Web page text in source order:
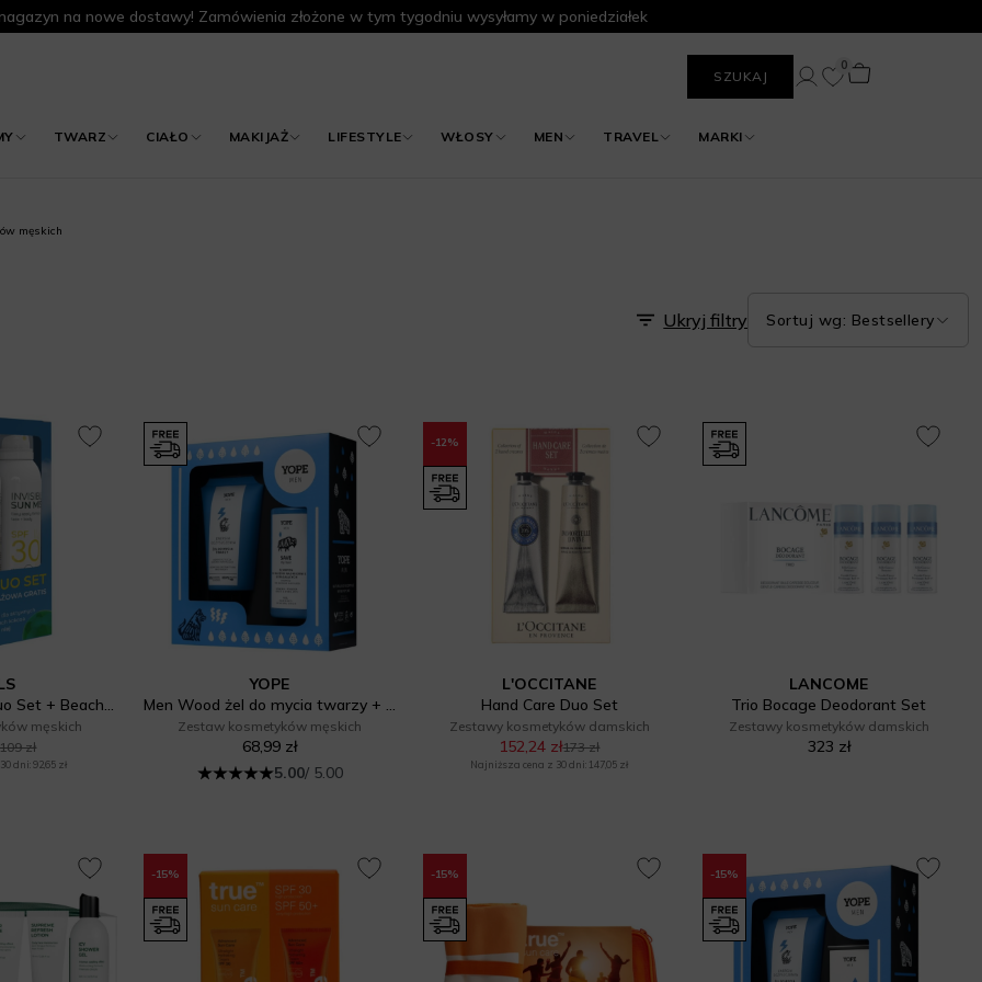
na nowe dostawy! Zamówienia złożone w tym tygodniu wysyłamy w poniedziałek
SZUKAJ
TWARZ CIAŁO MAKIJAŻ LIFESTYLE WŁOSY MEN TRAVEL MARKI
0
męskich
Ukryj filtry Sortuj wg: Bestsellery
SPF 30 Sun Mist Duo Set + Beach Ball
męskich
109 zł
dni: 92,65 zł
YOPE
Men Wood żel do mycia twarzy + Szampon do włosów
Zestaw kosmetyków męskich
68,99 zł
5.00/ 5.00
-12%
L'OCCITANE
Hand Care Duo Set
Zestawy kosmetyków damskich
152,24 zł173 zł
Najniższa cena z 30 dni: 147,05 zł
LANCOME
Trio Bocage Deodorant Set
Zestawy kosmetyków damskich
323 zł
-15% -15% -15%